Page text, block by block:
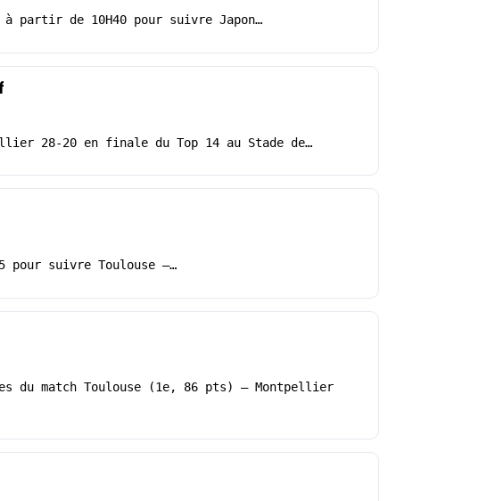
partir de 10H40 pour suivre Japon…
28-20 en finale du Top 14 au Stade de…
pour suivre Toulouse –…
du match Toulouse (1e, 86 pts) – Montpellier